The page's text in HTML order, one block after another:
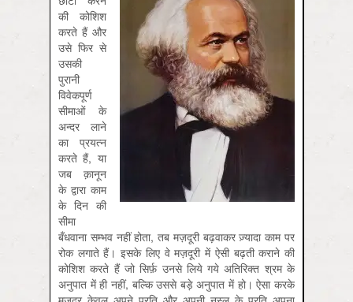
की कोशिश
करते हैं और
उसे फिर से
उसकी
पुरानी
विवेकपूर्ण
सीमाओं के
अन्दर लाने
का प्रयत्न
करते हैं, या
जब क़ानून
के द्वारा काम
के दिन की
सीमा
बँधवाना सम्भव नहीं होता, तब मज़दूरी बढ़वाकर ज़्यादा काम पर
रोक लगाते हैं। इसके लिए वे मज़दूरी में ऐसी बढ़ती कराने की
कोशिश करते हैं जो सिर्फ़ उनसे लिये गये अतिरिक्त श्रम के
अनुपात में ही नहीं, बल्कि उससे बड़े अनुपात में हो। ऐसा करके